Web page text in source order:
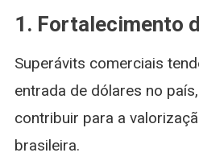
1. Fortalecimento
Superávits comerciais
entrada de dólares no
contribuir para a
brasileira.